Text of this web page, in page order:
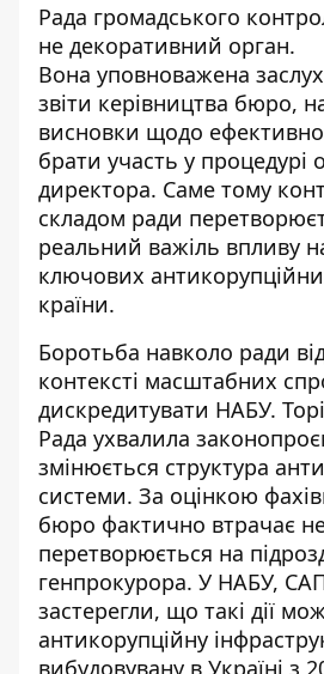
Рада громадського
не декоративний орган.
Вона уповноважена
звіти керівництва бюро,
висновки щодо
брати участь у процедурі
директора. Саме тому
складом ради
реальний важіль впливу
ключових
країни.
Боротьба навколо ради
контексті масштабних
дискредитувати НАБУ.
Рада ухвалила
змінюється структура
системи. За оцінкою
бюро фактично втрачає
перетворюється на
генпрокурора. У НАБУ, САП
застерегли, що такі дії
антикорупційну
вибудовувану в Україні з